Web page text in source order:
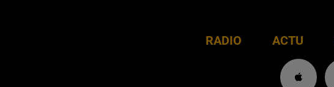
RADIO ACTU